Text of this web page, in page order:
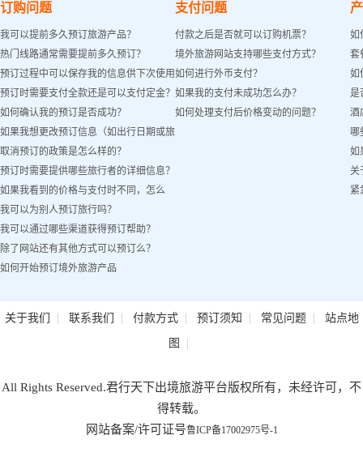
订购问题
我可以提前多久预订旅游产品？
热门线路通常需要提前多久预订？
预订过程中可以保存我的信息供下次使用
吗？
预订时需要支付全款还是可以支付定金？
如何确认我的预订是否成功？
如果我想更改预订信息（如出行日期或旅
客姓名）怎么办？
取消预订的政策是怎么样的？
预订时需要提供哪些旅行者的详细信息？
如果我看到的价格与支付时不同，怎么
办？
我可以为别人预订旅行吗？
我可以通过哪些渠道获得预订帮助？
除了网站还有其他方式可以预订么？
如何开始预订境外旅游产品
支付问题
付款之后是否就可以订购机票？
境外旅游网站支持哪些支付方式？
如何进行外币支付？
如果我的支付未成功怎么办？
如何处理支付后价格变动的问题？
如
套
如
是
酒
哪
如
关
紧
关于我们 | 联系我们 | 付款方式| 预订须知 | 常见问题| 站点地
图 |
All Rights Reserved.君行天下出境旅游平台版权所有，未经许可，不
得转载。
网站备案/许可证号鲁ICP备17002975号-1